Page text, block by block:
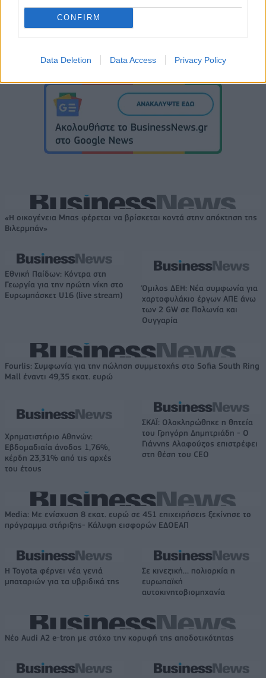
CONFIRM
Data Deletion Data Access Privacy Policy
«Η οικογένεια Μπας φέρεται να βρίσκεται κοντά στην απόκτηση της
Βιλερμπάν»
Εθνική Παίδων: Κόντρα στη
Γεωργία για την πρώτη νίκη στο
Ευρωμπάσκετ U16 (live stream)
Όμιλος ΔΕΗ: Νέα συμφωνία για
χαρτοφυλάκιο έργων ΑΠΕ άνω
των 2 GW σε Πολωνία και
Ουγγαρία
Fourlis: Συμφωνία για την πώληση συμμετοχής στο Sofia South Ring
Mall έναντι 49,35 εκατ. ευρώ
Χρηματιστήριο Αθηνών:
Εβδομαδιαία άνοδος 1,76%,
κέρδη 23,31% από τις αρχές
του έτους
ΣΚΑΪ: Ολοκληρώθηκε η θητεία
του Γρηγόρη Δημητριάδη - Ο
Γιάννης Αλαφούζος επιστρέφει
στη θέση του CEO
Media: Με ενίσχυση 8 εκατ. ευρώ σε 451 επιχειρήσεις ξεκίνησε το
πρόγραμμα στήριξης- Κάλυψη εισφορών ΕΔΟΕΑΠ
Η Toyota φέρνει νέα γενιά
μπαταριών για τα υβριδικά της
Σε κινεζική… πολιορκία η
ευρωπαϊκή
αυτοκινητοβιομηχανία
Νέο Audi A2 e-tron με στόχο την κορυφή της αποδοτικότητας